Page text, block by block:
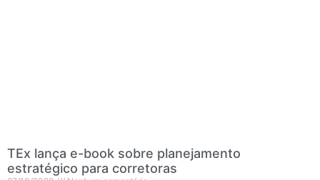
TEx lança e-book sobre planejamento
estratégico para corretoras